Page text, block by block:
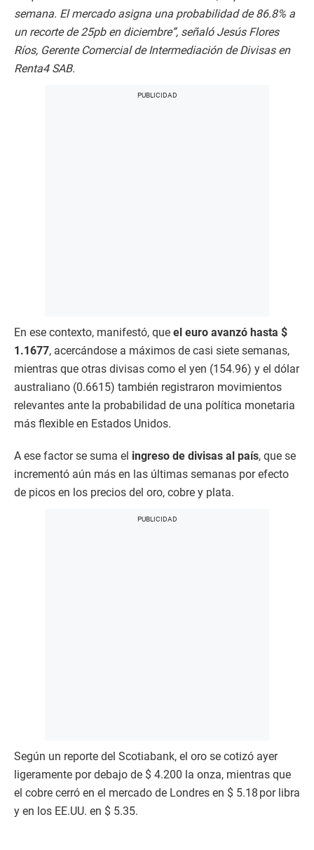
semana. El mercado asigna una probabilidad de 86.8% a
un recorte de 25pb en diciembre”, señaló Jesús Flores
Ríos, Gerente Comercial de Intermediación de Divisas en
Renta4 SAB.
En ese contexto, manifestó, que el euro avanzó hasta $
1.1677, acercándose a máximos de casi siete semanas,
mientras que otras divisas como el yen (154.96) y el dólar
australiano (0.6615) también registraron movimientos
relevantes ante la probabilidad de una política monetaria
más flexible en Estados Unidos.
A ese factor se suma el ingreso de divisas al país, que se
incrementó aún más en las últimas semanas por efecto
de picos en los precios del oro, cobre y plata.
Según un reporte del Scotiabank, el oro se cotizó ayer
ligeramente por debajo de $ 4.200 la onza, mientras que
el cobre cerró en el mercado de Londres en $ 5.18 por libra
y en los EE.UU. en $ 5.35.